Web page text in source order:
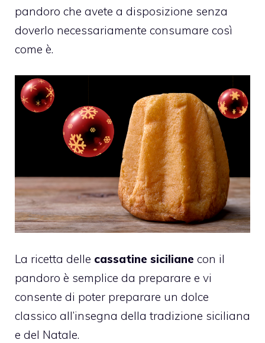
pandoro che avete a disposizione senza
doverlo necessariamente consumare così
come è.
La ricetta delle cassatine siciliane con il
pandoro è semplice da preparare e vi
consente di poter preparare un dolce
classico all’insegna della tradizione siciliana
e del Natale.